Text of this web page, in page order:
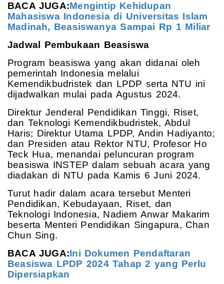
BACA JUGA:Mengintip Kehidupan
Mahasiswa Indonesia di Universitas Islam
Madinah, Beasiswanya Sampai Rp 1 Miliar
Jadwal Pembukaan Beasiswa
Program beasiswa yang akan didanai oleh
pemerintah Indonesia melalui
Kemendikbudristek dan LPDP serta NTU ini
dijadwalkan mulai pada Agustus 2024.
Direktur Jenderal Pendidikan Tinggi, Riset,
dan Teknologi Kemendikbudristek, Abdul
Haris; Direktur Utama LPDP, Andin Hadiyanto;
dan Presiden atau Rektor NTU, Profesor Ho
Teck Hua, menandai peluncuran program
beasiswa INSTEP dalam sebuah acara yang
diadakan di NTU pada Kamis 6 Juni 2024.
Turut hadir dalam acara tersebut Menteri
Pendidikan, Kebudayaan, Riset, dan
Teknologi Indonesia, Nadiem Anwar Makarim
beserta Menteri Pendidikan Singapura, Chan
Chun Sing.
BACA JUGA:Ini Dokumen Pendaftaran
Beasiswa LPDP 2024 Tahap 2 yang Perlu
Dipersiapkan